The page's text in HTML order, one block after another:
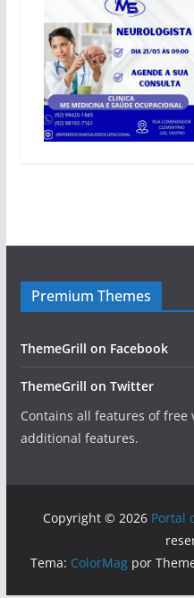
Premium Themes
ThemeGrill on Facebook
ThemeGrill on Twitter
Contains all features of free
additional features.
Copyright © 2026 Portal
Tema: ColorMagpor